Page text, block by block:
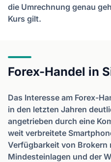
die Umrechnung genau
Kurs gilt.
Forex-Handel in
Das Interesse am Forex-
in den letzten Jahren
angetrieben durch eine
weit verbreitete
Verfügbarkeit von Brokern
Mindesteinlagen und der